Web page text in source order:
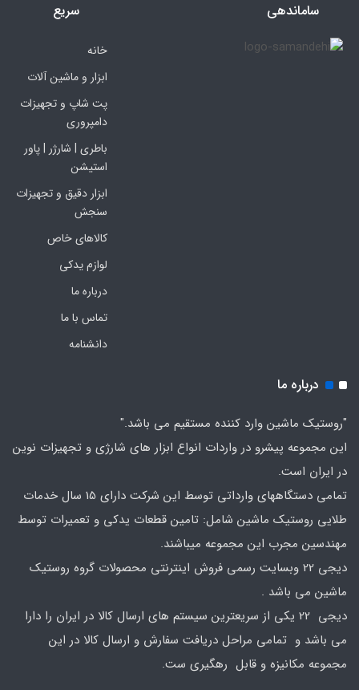
ساماندهی
سریع
خانه
ابزار و ماشین آلات
پت شاپ و تجهیزات
دامپروری
باطری | شارژر | پاور
استیشن
ابزار دقیق و تجهیزات
سنجش
کالاهای خاص
لوازم یدکی
درباره ما
تماس با ما
دانشنامه
درباره ما
"روستیک ماشین وارد کننده مستقیم می باشد."
این مجموعه پیشرو در واردات انواع ابزار های شارژی و تجهیزات نوین
در ایران است.
تمامی دستگاههای وارداتی توسط این شرکت دارای 15 سال خدمات
طلایی روستیک ماشین شامل: تامین قطعات یدکی و تعمیرات توسط
مهندسین مجرب این مجموعه میباشند.
دیجی 22 وبسایت رسمی فروش اینترنتی محصولات گروه روستیک
ماشین می باشد .
دیجی 22 یکی از سریعترین سیستم های ارسال کالا در ایران را دارا
می باشد و تمامی مراحل دریافت سفارش و ارسال کالا در این
مجموعه مکانیزه و قابل رهگیری ست.